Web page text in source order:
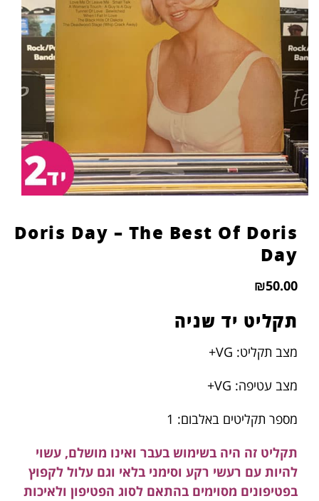
format_underlined הוסף קו תחתון לקישורים
font_download סמן קישורים
לאפס
האפשרויות
Doris Day – The Best Of Doris
Day
₪50.00
תקליט יד שניה
מצב תקליט: VG+
מצב עטיפה: VG+
מספר תקליטים באלבום: 1
תקליט זה היה בשימוש בעבר ואינו מושלם, עשוי
להיות עם רעשי רקע וסימני בלאי וגם עלול לקפוץ
בפטיפונים מסוימים בהתאם לסוג הפטיפון ולאיכות